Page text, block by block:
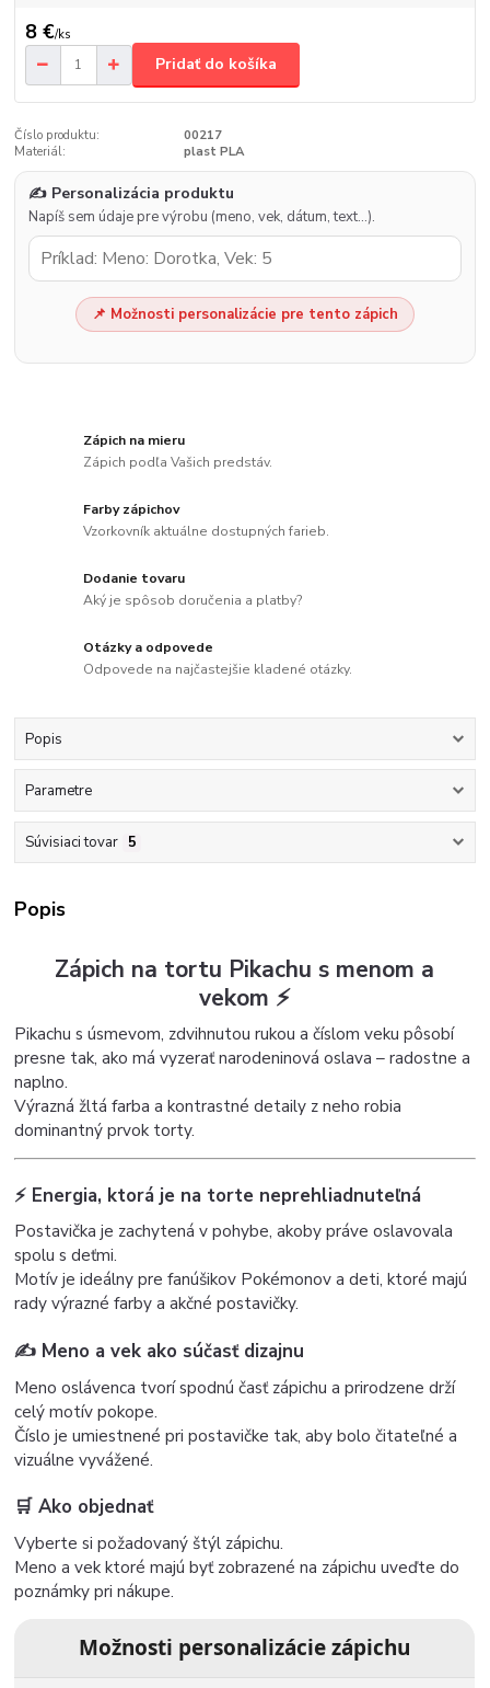
8 €/ks
Pridať do košíka
Číslo produktu:
00217
Materiál:
plast PLA
✍️ Personalizácia produktu
Napíš sem údaje pre výrobu (meno, vek, dátum, text…).
📌 Možnosti personalizácie pre tento zápich
Zápich na mieru
Zápich podľa Vašich predstáv.
Farby zápichov
Vzorkovník aktuálne dostupných farieb.
Dodanie tovaru
Aký je spôsob doručenia a platby?
Otázky a odpovede
Odpovede na najčastejšie kladené otázky.
Popis
Parametre
Súvisiaci tovar 5
Popis
Zápich na tortu Pikachu s menom a
vekom ⚡
Pikachu s úsmevom, zdvihnutou rukou a číslom veku pôsobí
presne tak, ako má vyzerať narodeninová oslava – radostne a
naplno.
Výrazná žltá farba a kontrastné detaily z neho robia
dominantný prvok torty.
⚡ Energia, ktorá je na torte neprehliadnuteľná
Postavička je zachytená v pohybe, akoby práve oslavovala
spolu s deťmi.
Motív je ideálny pre fanúšikov Pokémonov a deti, ktoré majú
rady výrazné farby a akčné postavičky.
✍️ Meno a vek ako súčasť dizajnu
Meno oslávenca tvorí spodnú časť zápichu a prirodzene drží
celý motív pokope.
Číslo je umiestnené pri postavičke tak, aby bolo čitateľné a
vizuálne vyvážené.
🛒 Ako objednať
Vyberte si požadovaný štýl zápichu.
Meno a vek ktoré majú byť zobrazené na zápichu uveďte do
poznámky pri nákupe.
Možnosti personalizácie zápichu